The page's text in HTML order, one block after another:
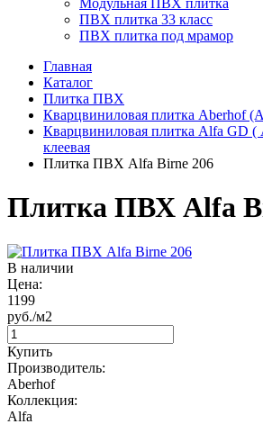
Модульная ПВХ плитка
ПВХ плитка 33 класс
ПВХ плитка под мрамор
Главная
Каталог
Плитка ПВХ
Кварцвиниловая плитка Aberhof
Кварцвиниловая плитка Alfa GD
клеевая
Плитка ПВХ Alfa Birne 206
Плитка ПВХ Alfa
В наличии
Цена:
1199
руб./м2
Купить
Производитель:
Aberhof
Коллекция:
Alfa